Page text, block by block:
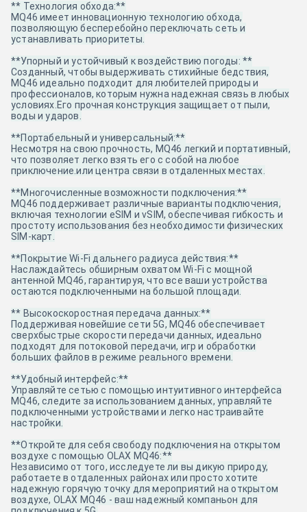
** Технология обхода:**
MQ46 имеет инновационную технологию обхода,
позволяющую бесперебойно переключать сеть и
устанавливать приоритеты.
**Упорный и устойчивый к воздействию погоды: **
Созданный, чтобы выдерживать стихийные бедствия,
MQ46 идеально подходит для любителей природы и
профессионалов, которым нужна надежная связь в любых
условиях.Его прочная конструкция защищает от пыли,
воды и ударов.
**Портабельный и универсальный:**
Несмотря на свою прочность, MQ46 легкий и портативный,
что позволяет легко взять его с собой на любое
приключение.или центра связи в отдаленных местах.
**Многочисленные возможности подключения:**
MQ46 поддерживает различные варианты подключения,
включая технологии eSIM и vSIM, обеспечивая гибкость и
простоту использования без необходимости физических
SIM-карт.
**Покрытие Wi-Fi дальнего радиуса действия:**
Наслаждайтесь обширным охватом Wi-Fi с мощной
антенной MQ46, гарантируя, что все ваши устройства
остаются подключенными на большой площади.
** Высокоскоростная передача данных:**
Поддерживая новейшие сети 5G, MQ46 обеспечивает
сверхбыстрые скорости передачи данных, идеально
подходят для потоковой передачи, игр и обработки
больших файлов в режиме реального времени.
**Удобный интерфейс:**
Управляйте сетью с помощью интуитивного интерфейса
MQ46, следите за использованием данных, управляйте
подключенными устройствами и легко настраивайте
настройки.
**Откройте для себя свободу подключения на открытом
воздухе с помощью OLAX MQ46:**
Независимо от того, исследуете ли вы дикую природу,
работаете в отдаленных районах или просто хотите
надежную горячую точку для мероприятий на открытом
воздухе, OLAX MQ46 - ваш надежный компаньон для